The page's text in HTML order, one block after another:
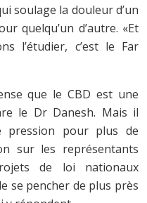
soulage la douleur d’un
quelqu’un d’autre. «Et
l’étudier, c’est le Far
que le CBD est une
le Dr Danesh. Mais il
pression pour plus de
sur les représentants
de loi nationaux
se pencher de plus près